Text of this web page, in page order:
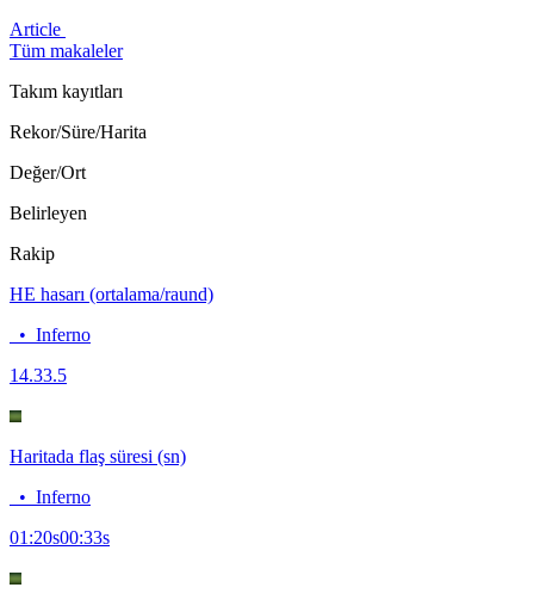
Article
Tüm makaleler
Takım kayıtları
Rekor/Süre/Harita
Değer/Ort
Belirleyen
Rakip
HE hasarı (ortalama/raund)
• Inferno
14.33.5
Haritada flaş süresi (sn)
• Inferno
01:20s00:33s